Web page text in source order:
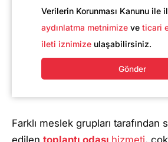
Verilerin Korunması Kanunu ile
aydınlatma metnimize ve ticari
ileti iznimize ulaşabilirsiniz.
Gönder
Farklı meslek grupları tarafından